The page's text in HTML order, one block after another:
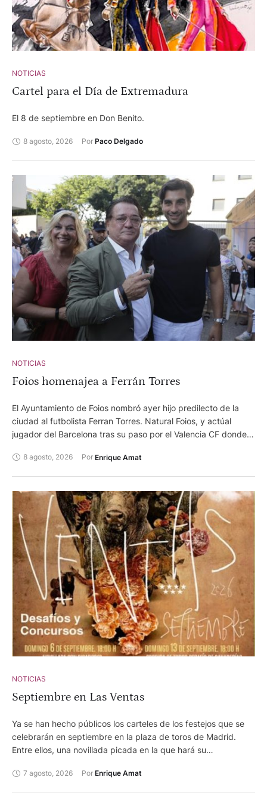
NOTICIAS
Cartel para el Día de Extremadura
El 8 de septiembre en Don Benito.
8 agosto, 2026 Por Paco Delgado
NOTICIAS
Foios homenajea a Ferrán Torres
El Ayuntamiento de Foios nombró ayer hijo predilecto de la
ciudad al futbolista Ferran Torres. Natural Foios, y actúal
jugador del Barcelona tras su paso por el Valencia CF donde
después de su triunfal actuación en el pasado mundial de
de 7.000 personas, entre familiares, amigos, paisanos y
aficionados, llegados desde muchos puntos se dieron cita en
las calles de Foios para estar cerca de su paisano, quien llegó
un poco antes de las seis y media. Ferrán declaró
emocionado: "Sois mi pueblo, sois mi gente. Es un orgullo para
si qué hayais venido a estar conmigo . Soy y seré foiero
siempre." En la foto, con su paisano Vicente Ruiz, el Soro.
Ambos han llevado el nombre de Foios por todos los rincones
de la tierra.
8 agosto, 2026 Por Enrique Amat
NOTICIAS
Septiembre en Las Ventas
Ya se han hecho públicos los carteles de los festejos que se
celebrarán en septiembre en la plaza de toros de Madrid.
Entre ellos, una novillada picada en la que hará su
Meliana Adrián Centerera, quien también está anunciado en la
7 agosto, 2026 Por Enrique Amat